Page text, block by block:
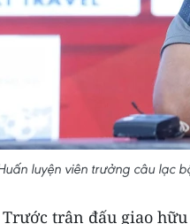
luyện viên trưởng câu lạc
Trước trận đấu giao